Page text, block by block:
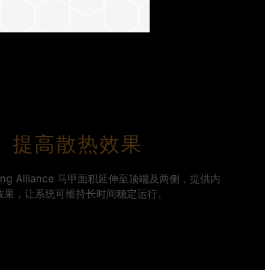
提高散热效果
Alliance 马甲面积延伸至顶端及两侧，提供内
，让系统可维持长时间稳定运行。